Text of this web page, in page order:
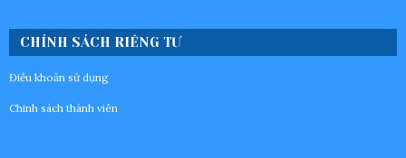
CHÍNH SÁCH RIÊNG TƯ
Điều khoản sử dụng